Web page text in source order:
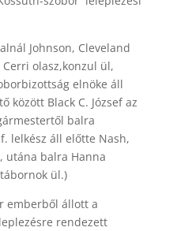
Johnson, Cleveland
olasz,konzul ül,
elnöke áll
között Black C. József az
balra
lelkész áll előtte Nash,
utána balra Hanna
ül.)
emberből állott a
rendezett